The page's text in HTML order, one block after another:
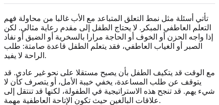
تأتي أسئلة مثل نمط التعلق المتباعد مع الأب غالبا من محاولة فهم
التعلم العاطفي المبكر. لا يحتاج الطفل إلى مقدم رعاية مثالي. لكن
إذا واجه الحزن أو الخوف أو الحاجة مرارا بالسخرية أو الضيق أو نفاد
الصبر أو الغياب العاطفي، فقد يتعلم الطفل قاعدة صامتة: طلب
الراحة لا يفيد.
مع الوقت قد يتكيف الطفل بأن يصبح مستقلا على نحو غير عادي. قد
يتوقف عن طلب المساعدة، يخفي خيبة الأمل، أو يتصرف كأن لا
شيء يهم. قد تنجح هذه الاستراتيجية في الطفولة، لكنها قد تنتقل إلى
علاقات البالغين حيث تكون الإتاحة العاطفية مهمة.